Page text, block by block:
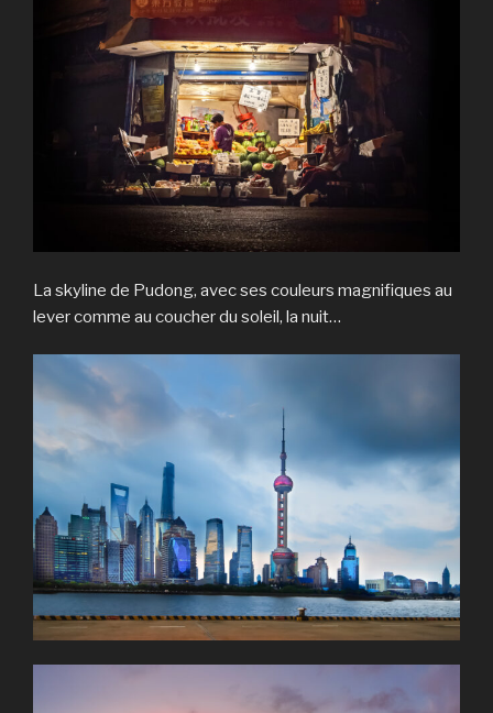
La skyline de Pudong, avec ses couleurs magnifiques au
lever comme au coucher du soleil, la nuit…